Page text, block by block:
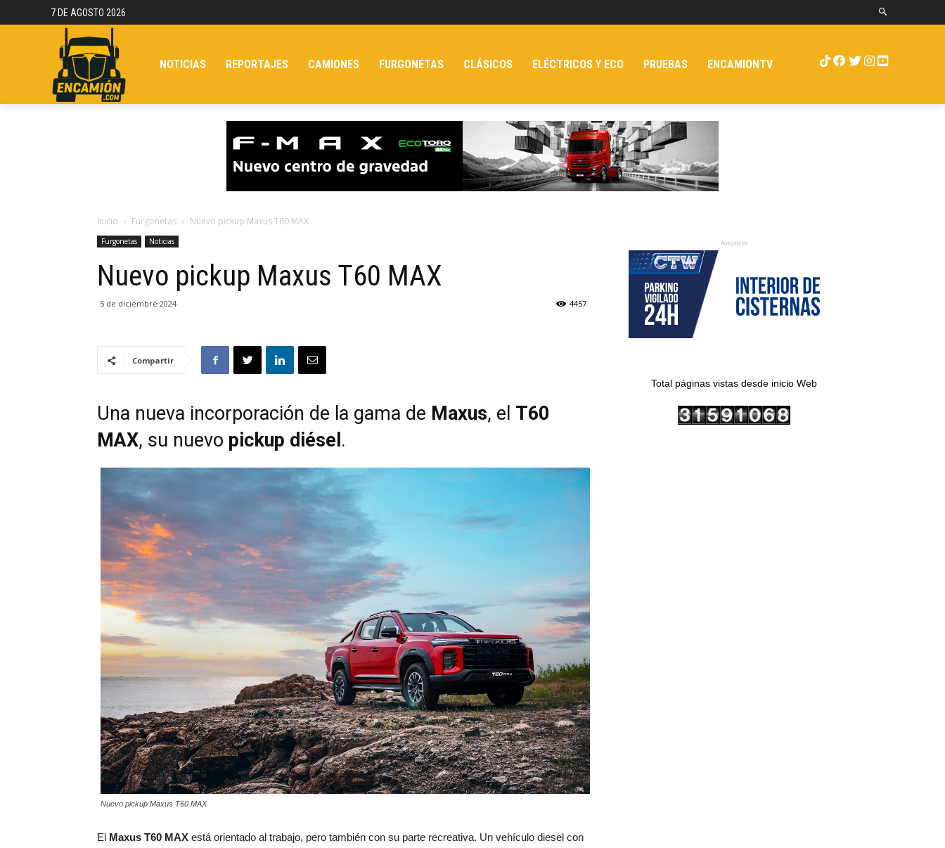
7 DE AGOSTO 2026
NOTICIAS REPORTAJES CAMIONES FURGONETAS CLÁSICOS ELÉCTRICOS Y ECO PRUEBAS ENCAMIONTV
Inicio Furgonetas Nuevo pickup Maxus T60 MAX
Furgonetas Noticias
Nuevo pickup Maxus T60 MAX
5 de diciembre 2024 4457
Compartir
Una nueva incorporación de la gama de Maxus, el T60
MAX, su nuevo pickup diésel .
Nuevo pickup Maxus T60 MAX
El Maxus T60 MAX está orientado al trabajo, pero también con su parte recreativa. Un vehículo diesel con
Anuncio
Total páginas vistas desde inicio Web